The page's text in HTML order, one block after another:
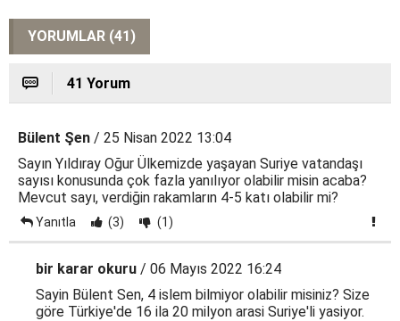
YORUMLAR (41)
41 Yorum
Bülent Şen / 25 Nisan 2022 13:04
Sayın Yıldıray Oğur Ülkemizde yaşayan Suriye vatandaşı
sayısı konusunda çok fazla yanılıyor olabilir misin acaba?
Mevcut sayı, verdiğin rakamların 4-5 katı olabilir mi?
Yanıtla (3) (1)
bir karar okuru / 06 Mayıs 2022 16:24
Sayin Bülent Sen, 4 islem bilmiyor olabilir misiniz? Size
göre Türkiye'de 16 ila 20 milyon arasi Suriye'li yasiyor.